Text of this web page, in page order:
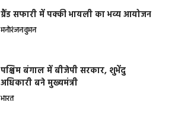
ग्रैंड सफारी में पक्की भायली का भव्य आयोजन
मनोरंजनवुमन
पश्चिम बंगाल में बीजेपी सरकार, शुभेंदु
अधिकारी बने मुख्यमंत्री
भारत